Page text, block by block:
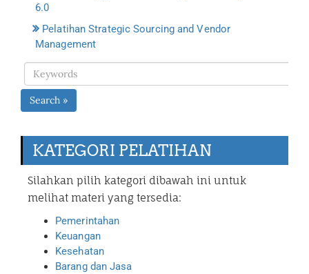
6.0
Pelatihan Strategic Sourcing and Vendor
Management
Search »
KATEGORI PELATIHAN
Silahkan pilih kategori dibawah ini untuk
melihat materi yang tersedia:
Pemerintahan
Keuangan
Kesehatan
Barang dan Jasa